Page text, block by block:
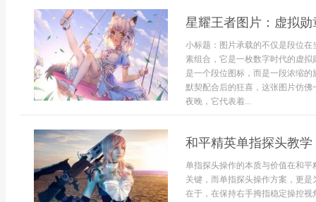
星耀王者图片：虚拟
小标题：图片承载的不仅是段位
素组合，它是一枚数字时代的虚
是一个段位图标，而是一段浓缩
默契配合后的狂喜，这张图片仿
夜晚，它代表着...
和平精英单指探头教
单指探头操作的本质与价值在和
关键，而单指探头操作方案，更
在于，在保持右手拇指稳定操控